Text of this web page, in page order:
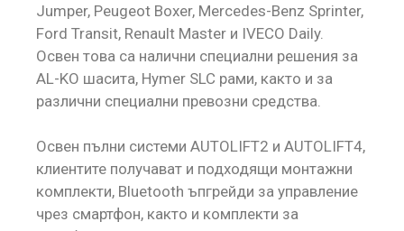
Jumper, Peugeot Boxer, Mercedes-Benz Sprinter,
Ford Transit, Renault Master и IVECO Daily.
Освен това са налични специални решения за
AL-KO шасита, Hymer SLC рами, както и за
различни специални превозни средства.
Освен пълни системи AUTOLIFT2 и AUTOLIFT4,
клиентите получават и подходящи монтажни
комплекти, Bluetooth ъпгрейди за управление
чрез смартфон, както и комплекти за